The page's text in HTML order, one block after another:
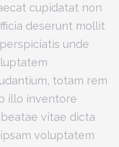
cupidatat non
deserunt mollit
unde
totam rem
illo inventore
vitae dicta
voluptatem